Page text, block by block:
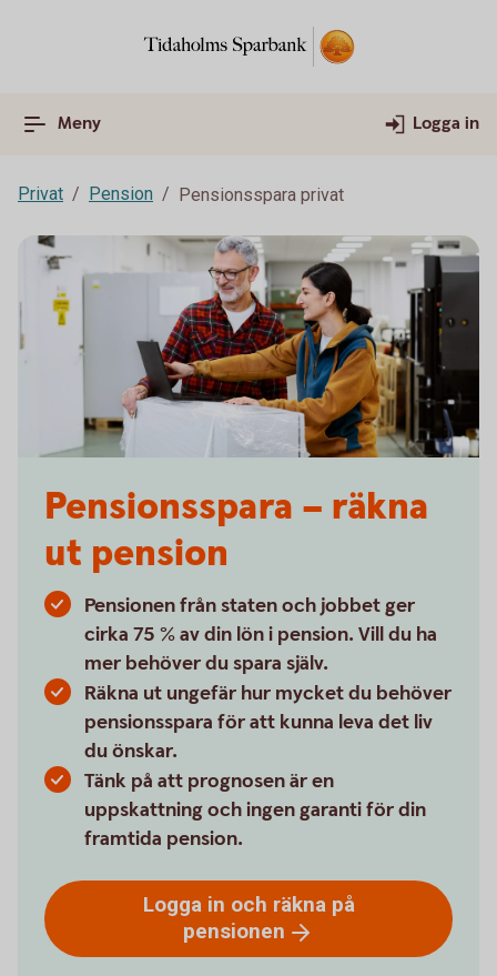
Meny Logga in
Privat Pension Pensionsspara privat
Pensionsspara – räkna
ut pension
Pensionen från staten och jobbet ger
cirka 75 % av din lön i pension. Vill du ha
mer behöver du spara själv.
Räkna ut ungefär hur mycket du behöver
pensionsspara för att kunna leva det liv
du önskar.
Tänk på att prognosen är en
uppskattning och ingen garanti för din
framtida pension.
Logga in och räkna på
pensionen